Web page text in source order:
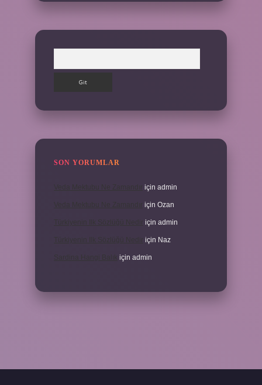
SON YORUMLAR
için admin
için Ozan
Türkiyenin Ilk Sözlüğü Nedir için admin
Türkiyenin Ilk Sözlüğü Nedir için Naz
için admin